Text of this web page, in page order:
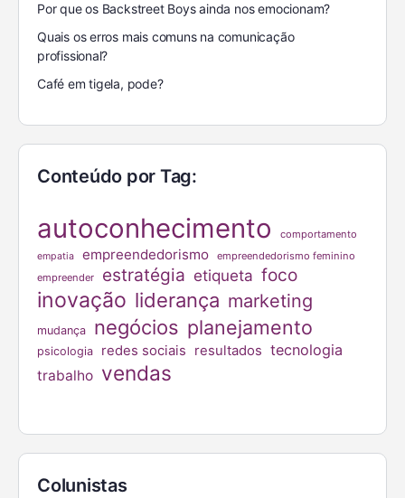
Por que os Backstreet Boys ainda nos emocionam?
Quais os erros mais comuns na comunicação
profissional?
Café em tigela, pode?
Conteúdo por Tag:
autoconhecimento comportamento
empatia empreendedorismo
empreendedorismo feminino
empreender
estratégia etiqueta foco
inovação liderança marketing
mudança negócios planejamento
psicologia redes sociais resultados tecnologia
trabalho vendas
Colunistas